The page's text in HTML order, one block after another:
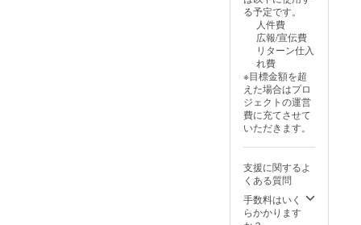
予定価
格より
下がる
可能性
もござ
いま
す。
況、製
造工程
上の都
合等に
より出
荷時期
が遅れ
る場合
があり
ます。
※皆様の
ご支援
量産効
率が向
上した
場合、
セルは
できま
せん。
※デザイ
様は変
更にな
る可能
性もご
ざいま
す。ご
ださ
い。 ※
ご注文
状況、
使用部
る予定です。
人件費
広報/宣伝費
リターン仕入
れ費
※目標金額を超
えた場合はプロ
ジェクトの運営
費に充てさせて
いただきます。
支援に関するよ
くある質問
手数料はいく
らかかります